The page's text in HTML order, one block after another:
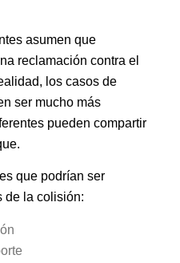
asumen que
reclamación contra el
los casos de
ser mucho más
pueden compartir
que podrían ser
de la colisión: